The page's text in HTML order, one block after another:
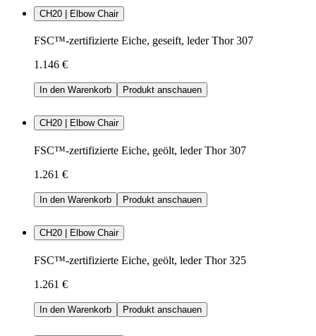
CH20 | Elbow Chair
FSC™-zertifizierte Eiche, geseift, leder Thor 307
1.146 €
In den Warenkorb Produkt anschauen
CH20 | Elbow Chair
FSC™-zertifizierte Eiche, geölt, leder Thor 307
1.261 €
In den Warenkorb Produkt anschauen
CH20 | Elbow Chair
FSC™-zertifizierte Eiche, geölt, leder Thor 325
1.261 €
In den Warenkorb Produkt anschauen